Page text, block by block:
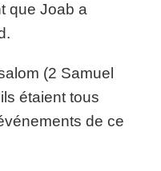
que Joab a
(2 Samuel
étaient tous
de ce